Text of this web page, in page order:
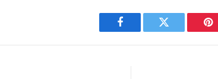
Facebook Twitter